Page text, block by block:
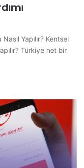
Yapılır? Kentsel
Türkiye net bir